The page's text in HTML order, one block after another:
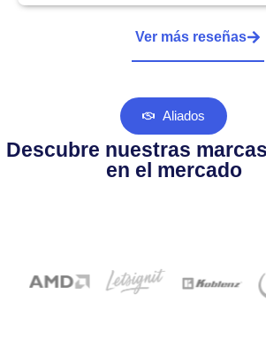
Ver más reseñas
Aliados
Descubre nuestras
en el mercado